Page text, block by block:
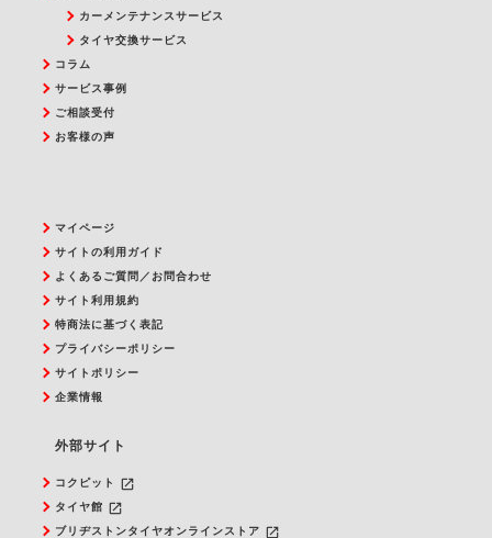
カーメンテナンスサービス
タイヤ交換サービス
コラム
サービス事例
ご相談受付
お客様の声
マイページ
サイトの利用ガイド
よくあるご質問／お問合わせ
サイト利用規約
特商法に基づく表記
プライバシーポリシー
サイトポリシー
企業情報
外部サイト
コクピット launch
タイヤ館 launch
ブリヂストンタイヤオンラインストア launch